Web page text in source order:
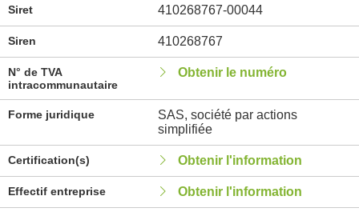
Siret 410268767-00044
Siren 410268767
N° de TVA
intracommunautaire
Obtenir le numéro
Forme juridique
SAS, société par actions
simplifiée
Certification(s) Obtenir l'information
Effectif entreprise Obtenir l'information